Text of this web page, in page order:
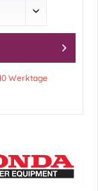
Werktage